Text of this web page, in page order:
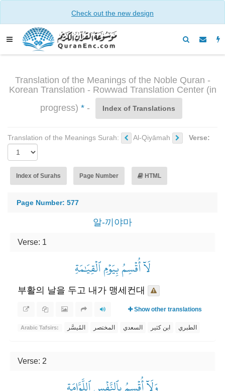
Check out the new design
Translation of the Meanings of the Noble Quran -
Korean Translation - Rowwad Translation Center (in
progress) *- Index of Translations
Translation of the Meanings Surah: Al-Qiyāmah Verse:
Index of Surahs Page Number HTML
Page Number: 577
알-끼야마
Verse: 1
لَآ أُقۡسِمُ بِيَوۡمِ ٱلۡقِيَٰمَةِ
부활의 날을 두고 내가 맹세컨대
Show other translations
Arabic Tafsirs: المُيسَّر المختصر السعدي ابن كثير الطبري
Verse: 2